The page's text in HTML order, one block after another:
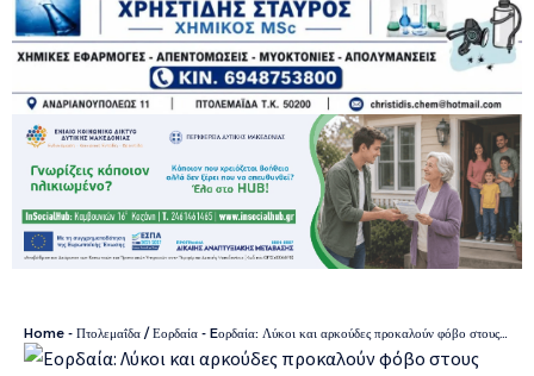
Home - Πτολεμαΐδα / Εορδαία - Eορδαία: Λύκοι και αρκούδες προκαλούν φόβο στους κατοίκους οικισμών